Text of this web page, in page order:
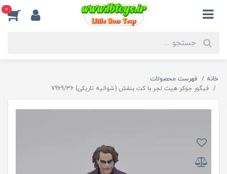
0
خانه
فهرست محصولات
فیگور جوکر هیث لجر با کت بنفش (شوالیه تاریکی) 7969/36